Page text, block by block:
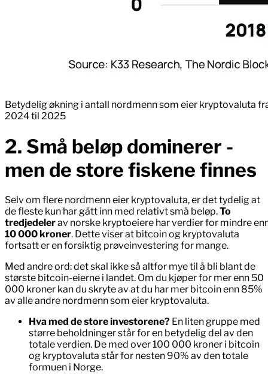
Betydelig økning i antall nordmenn som eier kryptovaluta
2024 til 2025
2. Små beløp dominerer -
men de store fiskene finnes
Selv om flere nordmenn eier kryptovaluta, er det tydelig at
de fleste kun har gått inn med relativt små beløp.To
tredjedelerav norske kryptoeiere har verdier for mindre
10 000 kroner. Dette viser at bitcoin og kryptovaluta
fortsatt er en forsiktig prøveinvestering for mange.
Med andre ord: det skal ikke så altfor mye til å bli blant de
største bitcoin-eierne i landet. Om du kjøper for mer enn 50
000 kroner kan du skryte av at du har mer bitcoin enn 85%
av alle andre nordmenn som eier kryptovaluta.
Hva med de store investorene? En liten gruppe med
større beholdninger står for en betydelig del av den
totale verdien. De med over 100 000 kroner i bitcoin
og kryptovaluta står for nesten 90% av den totale
formuen i Norge.